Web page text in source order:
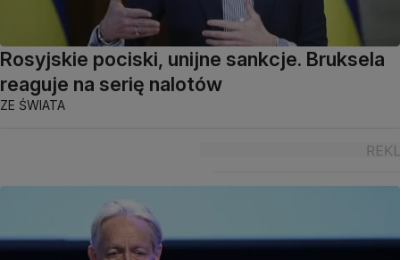
Rosyjskie pociski, unijne sankcje. Bruksela
reaguje na serię nalotów
ZE ŚWIATA